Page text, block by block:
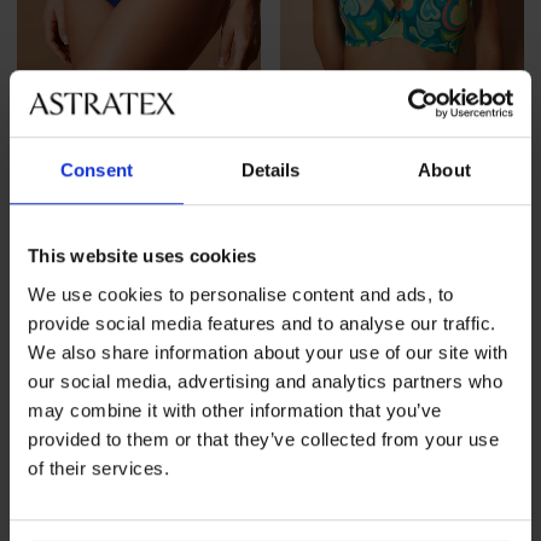
Consent Details About
This website uses cookies
We use cookies to personalise content and ads, to
provide social media features and to analyse our traffic.
We also share information about your use of our site with
our social media, advertising and analytics partners who
may combine it with other information that you’ve
provided to them or that they’ve collected from your use
of their services.
Ξεπούλημα -70%
1+1 ΔΩΡΕΑΝ
Έκπτωση
12,60 € Αρχική τιμή
41,99 €
-70%
1+1 ΔΩΡΕΑΝ